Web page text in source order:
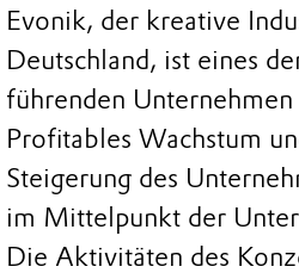
Evonik, der kreative
Deutschland, ist eines
führenden
Profitables Wachstum
Steigerung des
im Mittelpunkt der
Die Aktivitäten des